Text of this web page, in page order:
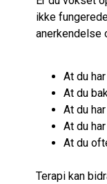
ikke
anerkendelse
At du
At du
At du
At du
At du
Terapi kan